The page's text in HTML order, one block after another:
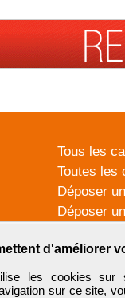
d'améliorer
les cookies
sur ce site,
Tous les
Toutes les
Déposer
Déposer